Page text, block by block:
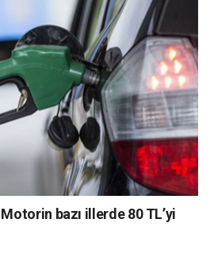
bazı illerde 80 TL’yi